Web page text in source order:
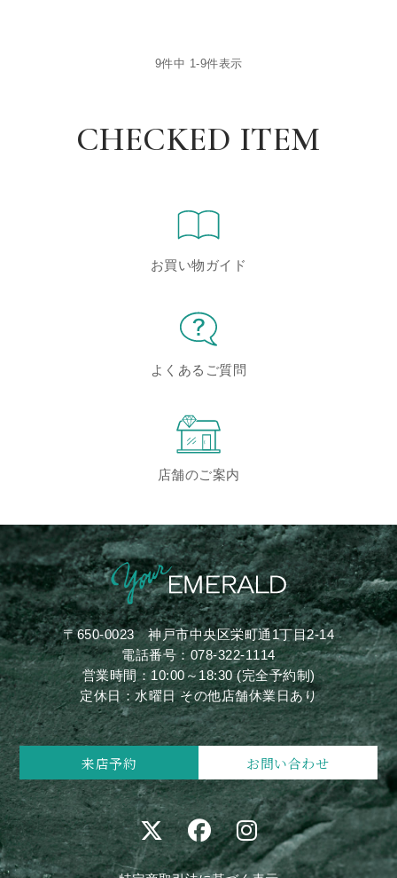
9件中 1-9件表示
CHECKED ITEM
お買い物ガイド
よくあるご質問
店舗のご案内
〒650-0023神戸市中央区栄町通1丁目2-14
電話番号：078-322-1114
営業時間：10:00～18:30 (完全予約制)
定休日：水曜日 その他店舗休業日あり
来店予約 お問い合わせ